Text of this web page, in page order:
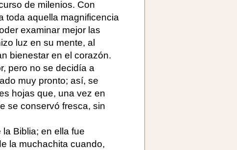
de milenios. Con
toda aquella magnificencia
examinar mejor las
luz en su mente, al
bienestar en el corazón.
pero no se decidía a
muy pronto; así, se
hojas que, una vez en
se conservó fresca, sin
Biblia; en ella fue
la muchachita cuando,